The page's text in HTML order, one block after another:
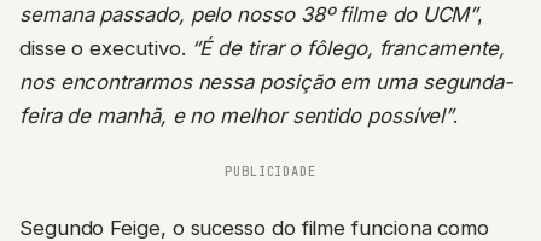
semana passado, pelo nosso 38º filme do UCM”,
disse o executivo. “É de tirar o fôlego, francamente,
nos encontrarmos nessa posição em uma segunda-
feira de manhã, e no melhor sentido possível”.
PUBLICIDADE
Segundo Feige, o sucesso do filme funciona como